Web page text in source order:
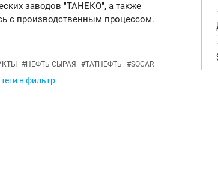
заводов "ТАНЕКО", а также
с производственным процессом.
#НЕФТЬ СЫРАЯ #ТАТНЕФТЬ #SOCAR
в фильтр